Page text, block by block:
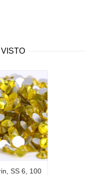
VISTO
SS 6, 100